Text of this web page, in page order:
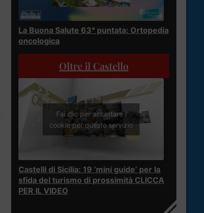
La Buona Salute 63° puntata: Ortopedia
oncologica
Oltre il Castello
Fai clic per accettare i
cookie per questo servizio
Castelli di Sicilia: 19 ‘mini guide’ per la
sfida del turismo di prossimità CLICCA
PER IL VIDEO